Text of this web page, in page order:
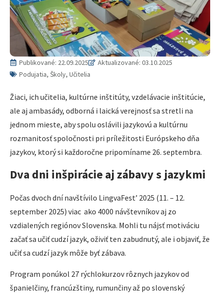
Publikované: 22.09.2025
Aktualizované: 03.10.2025
Podujatia, Školy, Učitelia
Žiaci, ich učitelia, kultúrne inštitúty, vzdelávacie inštitúcie,
ale aj ambasády, odborná i laická verejnosť sa stretli na
jednom mieste, aby spolu oslávili jazykovú a kultúrnu
rozmanitosť spoločnosti pri príležitosti Európskeho dňa
jazykov, ktorý si každoročne pripomíname 26. septembra.
Dva dni inšpirácie aj zábavy s jazykmi
Počas dvoch dní navštívilo LingvaFest’ 2025 (11. – 12.
september 2025) viac ako 4000 návštevníkov aj zo
vzdialených regiónov Slovenska. Mohli tu nájsť motiváciu
začať sa učiť cudzí jazyk, oživiť ten zabudnutý, ale i objaviť, že
učiť sa cudzí jazyk môže byť zábava.
Program ponúkol 27 rýchlokurzov rôznych jazykov od
španielčiny, francúzštiny, rumunčiny až po slovenský